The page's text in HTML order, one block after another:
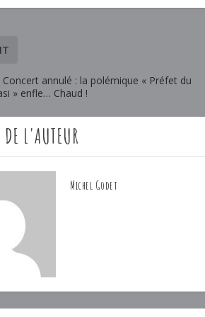
Concert annulé : la polémique « Préfet du
» enfle… Chaud !
DE L'AUTEUR
Michel Godet